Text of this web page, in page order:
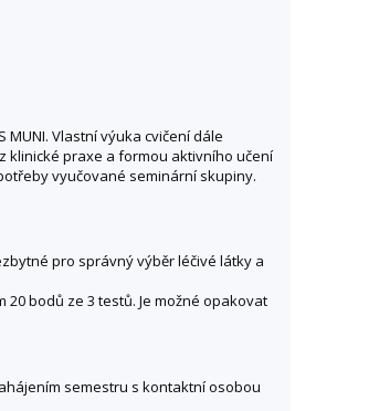
Vlastní výuka cvičení dále
praxe a formou aktivního učení
vyučované seminární skupiny.
pro správný výběr léčivé látky a
bodů ze 3 testů. Je možné opakovat
semestru s kontaktní osobou